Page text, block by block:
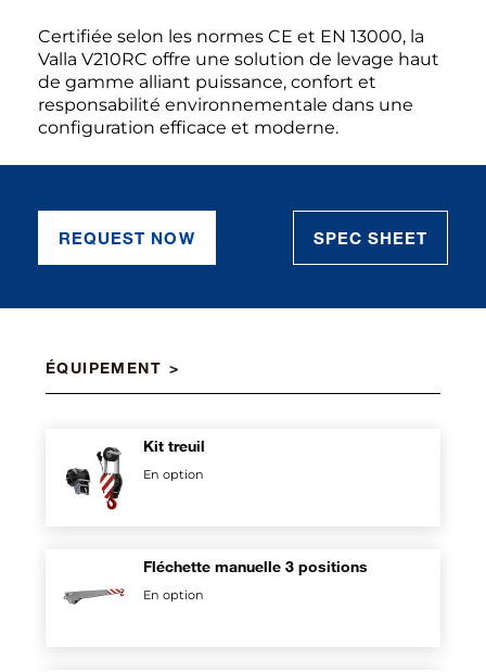
Certifiée selon les normes CE et EN 13000, la
Valla V210RC offre une solution de levage haut
de gamme alliant puissance, confort et
responsabilité environnementale dans une
configuration efficace et moderne.
REQUEST NOW SPEC SHEET
ÉQUIPEMENT
Kit treuil
En option
Fléchette manuelle 3 positions
En option